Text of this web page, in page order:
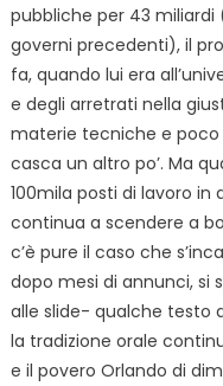
pubbliche per 43 miliardi
governi precedenti), il
fa, quando lui era
e degli arretrati nella
materie tecniche e
casca un altro po’. Ma
100mila posti di lavoro in
continua a scendere a
c’è pure il caso che
dopo mesi di annunci, si
alle slide- qualche testo
la tradizione orale
e il povero Orlando di